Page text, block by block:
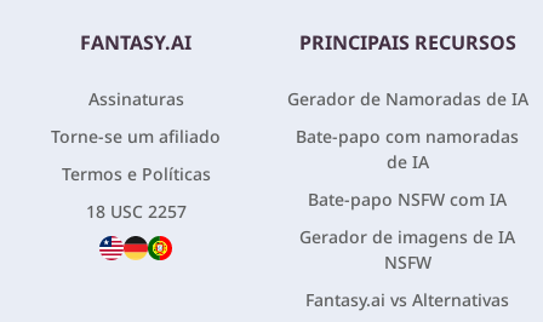
FANTASY.AI
Assinaturas
Torne-se um afiliado
Termos e Políticas
18 USC 2257
PRINCIPAIS RECURSOS
Gerador de Namoradas de IA
Bate-papo com namoradas
de IA
Bate-papo NSFW com IA
Gerador de imagens de IA
NSFW
Fantasy.ai vs Alternativas